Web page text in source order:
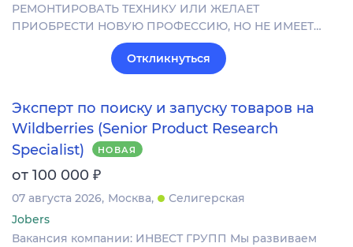
РЕМОНТИРОВАТЬ ТЕХНИКУ ИЛИ ЖЕЛАЕТ
ПРИОБРЕСТИ НОВУЮ ПРОФЕССИЮ, НО НЕ ИМЕЕТ…
Откликнуться
Эксперт по поиску и запуску товаров на
Wildberries (Senior Product Research
Specialist)
НОВАЯ
от 100 000 ₽
07 августа 2026 Москва
Селигерская
Jobers
Вакансия компании: ИНВЕСТ ГРУПП Мы развиваем